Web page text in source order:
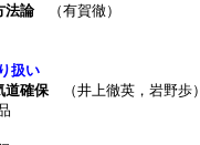
法論（有賀徹）
扱い
道確保 （井上徹英，岩野歩）